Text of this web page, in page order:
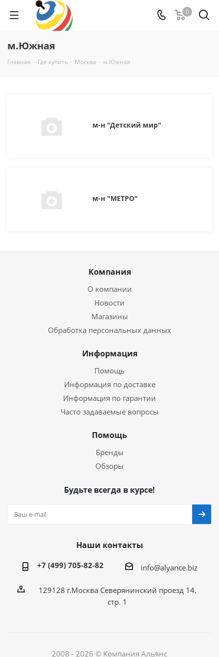
0
м.Южная
Главная - Где купить - Москва - м.Южная
м-н "Детский мир"
м-н "МЕТРО"
Компания
О компании
Новости
Магазины
Обработка персональных данных
Информация
Помощь
Информация по доставке
Информация по гарантии
Часто задаваемые вопросы
Помощь
Бренды
Обзоры
Будьте всегда в курсе!
Наши контакты
+7 (499) 705-82-82 info@alyance.biz
129128 г.Москва Северянинский проезд 14,
стр. 1
2008 - 2026 © Компания Альянс